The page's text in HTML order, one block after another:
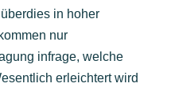
in hoher
nur
infrage, welche
erleichtert wird